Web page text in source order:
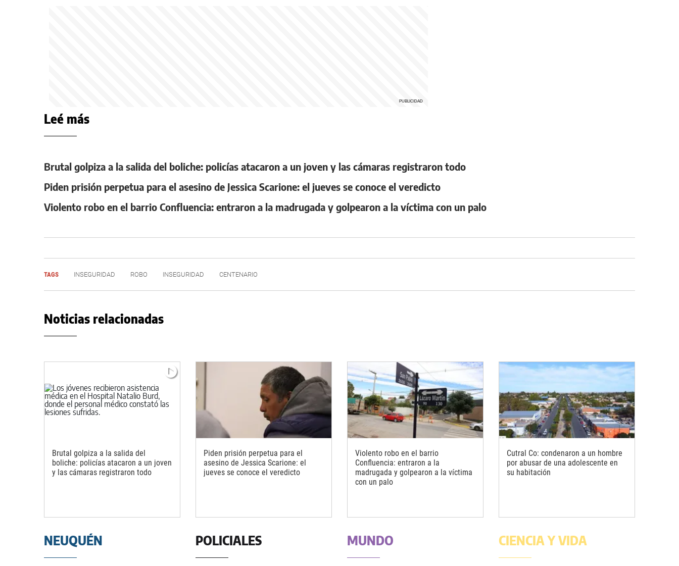
Leé más
Brutal golpiza a la salida del boliche: policías atacaron a un joven y las cámaras registraron todo
Piden prisión perpetua para el asesino de Jessica Scarione: el jueves se conoce el veredicto
Violento robo en el barrio Confluencia: entraron a la madrugada y golpearon a la víctima con un palo
TAGS INSEGURIDAD ROBO INSEGURIDAD CENTENARIO
Noticias relacionadas
Brutal golpiza a la salida del
boliche: policías atacaron a un joven
y las cámaras registraron todo
Piden prisión perpetua para el
asesino de Jessica Scarione: el
jueves se conoce el veredicto
Violento robo en el barrio
Confluencia: entraron a la
madrugada y golpearon a la víctima
con un palo
Cutral Co: condenaron a un hombre
por abusar de una adolescente en
su habitación
NEUQUÉN POLICIALES MUNDO CIENCIA Y VIDA